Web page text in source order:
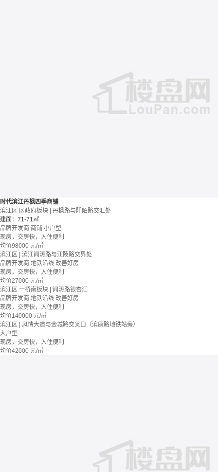
时代滨江丹枫四季商铺
滨江区 区政府板块 | 丹枫路与阡陌路交汇处
建面：71-71㎡
品牌开发商 商铺 小户型
现房，交房快，入住便利
均价98000 元/㎡
滨江区 | 滨江闻涛路与江陵路交界处
品牌开发商 地铁沿线 改善好房
现房，交房快，入住便利
均价27000 元/㎡
滨江区 一桥南板块 | 闻涛路银杏汇
品牌开发商 地铁沿线 改善好房
现房，交房快，入住便利
均价140000 元/㎡
滨江区 | 风情大道与金城路交叉口（滨康路地铁站旁）
大户型
现房，交房快，入住便利
均价42000 元/㎡